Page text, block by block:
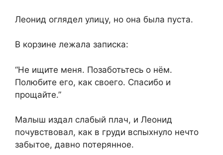
Леонид оглядел улицу, но она была пуста.
В корзине лежала записка:
“Не ищите меня. Позаботьтесь о нём.
Полюбите его, как своего. Спасибо и
прощайте.”
Малыш издал слабый плач, и Леонид
почувствовал, как в груди вспыхнуло нечто
забытое, давно потерянное.